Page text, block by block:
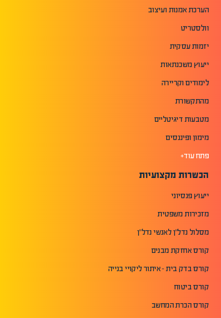
הערכת אמנות ועיצוב
וולסטריט
יזמות עסקית
ייעוץ משכנתאות
לימודים וקריירה
מהתקשורת
מטבעות דיגיטליים
מימון ופיננסים
פתח עוד+
הכשרות מקצועיות
ייעוץ פנסיוני
מזכירות משפטית
מסלול נדל"ן לאנשי נדל"ן
קורס אחזקת מבנים
קורס בדק בית - איתור ליקויי בנייה
קורס ביטוח
קורס הכרת המחשב